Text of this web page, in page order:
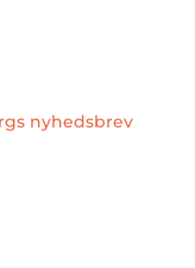
nyhedsbrev